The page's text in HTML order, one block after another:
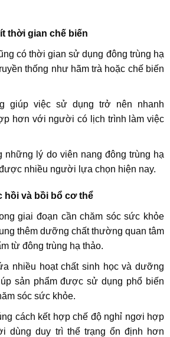
thời gian chế biến
có thời gian sử dụng đông trùng hạ
thống như hãm trà hoặc chế biến
giúp việc sử dụng trở nên nhanh
hơn với người có lịch trình làm việc
những lý do viên nang đông trùng hạ
nhiều người lựa chọn hiện nay.
hồi và bồi bổ cơ thể
giai đoạn cần chăm sóc sức khỏe
thêm dưỡng chất thường quan tâm
từ đông trùng hạ thảo.
nhiều hoạt chất sinh học và dưỡng
sản phẩm được sử dụng phổ biến
sóc sức khỏe.
cách kết hợp chế độ nghỉ ngơi hợp
dùng duy trì thể trạng ổn định hơn